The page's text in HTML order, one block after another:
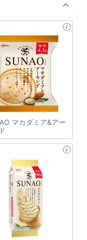
マカダミア&アー